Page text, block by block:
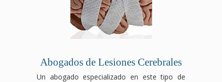
Abogados de Lesiones Cerebrales
Un abogado especializado en este tipo de